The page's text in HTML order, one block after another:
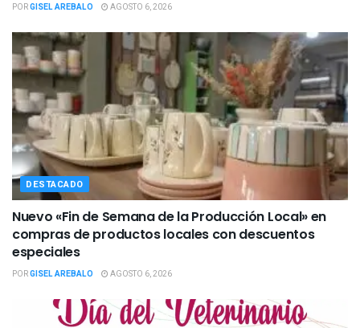
PORGISEL AREBALO AGOSTO 6, 2026
DESTACADO
Nuevo «Fin de Semana de la Producción Local» en
compras de productos locales con descuentos
especiales
PORGISEL AREBALO AGOSTO 6, 2026